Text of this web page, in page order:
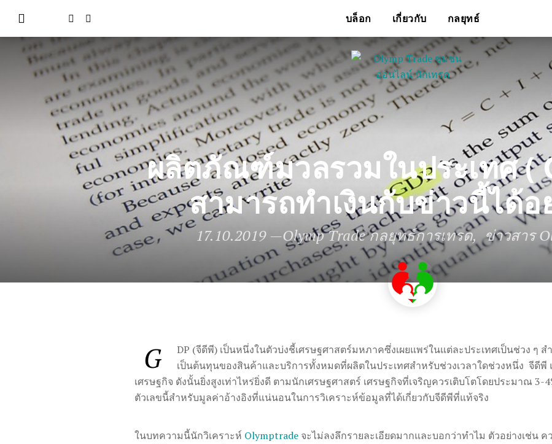
บล็อก เกี่ยวกับ กลยุทธ์
ผลิตภัณฑ์มวลรวมในประเทศ (
สามารถทำเงินกับข่าวนี้ได้อ
17.10.2019 —Olymp Trade กลยุทธ์การเทรด ข่าวสาร
G
DP (จีดีพี) เป็นหนึ่งในตัวบ่งชี้เศรษฐศาสตร์มหภาคซึ่งเผยแพร่ในแต่ละประเทศเป็นช่วง ๆ
เป็นต้นทุนของสินค้าและบริการทั้งหมดที่ผลิตในประเทศสำหรับช่วงเวลาใดช่วงหนึ่ง จีดีพี
เศรษฐกิจ ดังนั้นยิ่งสูงเท่าไหร่ยิ่งดี ตามนักเศรษฐศาสตร์ เศรษฐกิจที่เจริญควรเติบโตโดยประมาณ 3-
ตัวเลขนี้สำหรับมูลค่าอ้างอิงที่แน่นอนในการวิเคราะห์ข้อมูลที่ได้เกี่ยวกับจีดีพีที่แท้จริง
ในบทความนี้นักวิเคราะห์ Olymptrade จะไม่ลงลึกรายละเอียดมากและบอกว่าทำไม ตัวอย่างเช่น